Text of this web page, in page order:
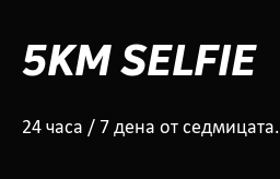
5KM SELFIE
24 часа / 7 дена от седмицата.